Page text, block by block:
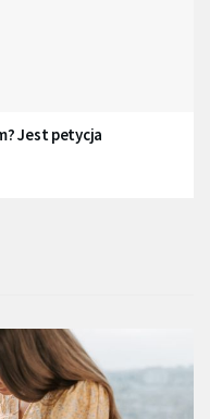
Jest petycja